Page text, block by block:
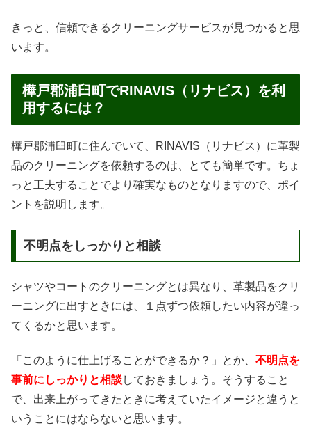
きっと、信頼できるクリーニングサービスが見つかると思
います。
樺戸郡浦臼町でRINAVIS（リナビス）を利
用するには？
樺戸郡浦臼町に住んでいて、RINAVIS（リナビス）に革製
品のクリーニングを依頼するのは、とても簡単です。ちょ
っと工夫することでより確実なものとなりますので、ポイ
ントを説明します。
不明点をしっかりと相談
シャツやコートのクリーニングとは異なり、革製品をクリ
ーニングに出すときには、１点ずつ依頼したい内容が違っ
てくるかと思います。
「このように仕上げることができるか？」とか、 不明点を
事前にしっかりと相談しておきましょう。そうすること
で、出来上がってきたときに考えていたイメージと違うと
いうことにはならないと思います。